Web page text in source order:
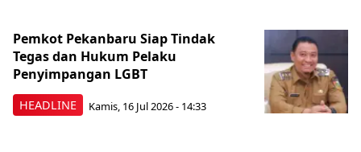
HEADLINE
Pemkot Pekanbaru Siap Tindak
Tegas dan Hukum Pelaku
Penyimpangan LGBT
Kamis, 16 Jul 2026 - 14:33